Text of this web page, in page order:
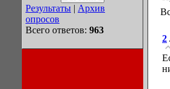
Результаты | Архив
опросов
Всего ответов: 963
2